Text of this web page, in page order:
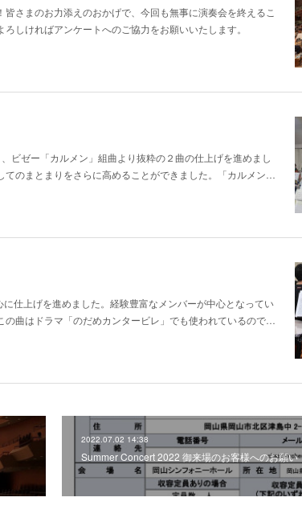
さまのお力添えのおかげで、今回も無事に演奏会を終えるこ
しければアンケートへのご協力をお願いいたします。
ビゼー「カルメン」組曲より抜粋の２曲の仕上げを進めまし
のまとまりをさらに高めることができました。「カルメン…
仕上げを進めました。経験豊富なメンバーが中心となってい
曲はドラマ「のだめカンタービレ」でも使われているので…
2022.07.02 14:38
Summer Concert 2022 御来場のお客様へのお願い